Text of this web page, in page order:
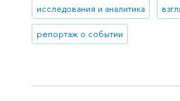
исследования и аналитика
репортаж о событии